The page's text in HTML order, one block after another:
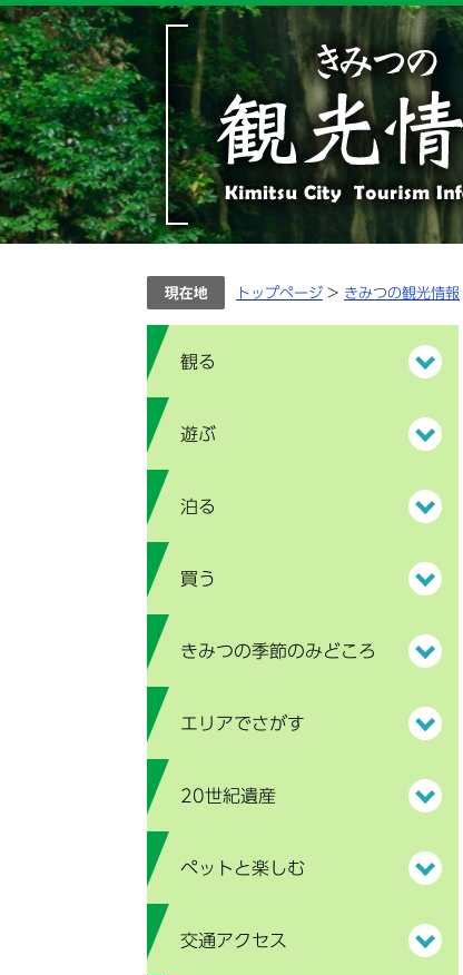
ペ
ー
ジ
の
先
頭
で
す。
メ
ニ
ュ
ー
を
飛
ば
し
て
本
トップページ > きみつの観光情報
観る
遊ぶ
泊る
買う
きみつの季節のみどころ
エリアでさがす
20世紀遺産
ペットと楽しむ
交通アクセス